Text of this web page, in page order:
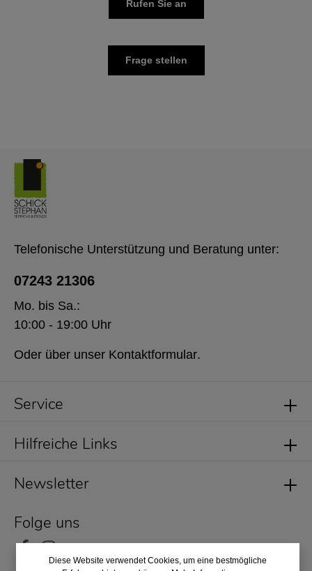
Rufen Sie an
Frage stellen
Service
Newsletter
Folge uns
Telefonische Unterstützung und Beratung unter:
07243 21306
Mo. bis Sa.:
10:00 - 19:00 Uhr
Oder über unser Kontaktformular.
Hilfreiche Links
Diese Website verwendet Cookies, um eine bestmögliche